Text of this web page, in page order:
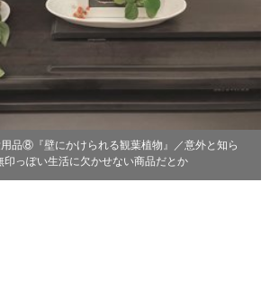
用品⑧『壁にかけられる観葉植物』／意外と知ら
印っぽい生活に欠かせない商品だとか